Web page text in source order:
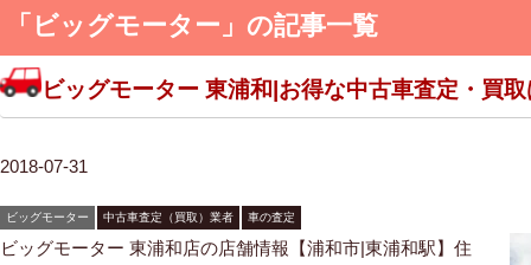
「ビッグモーター」の記事一覧
ビッグモーター 東浦和|お得な中古車査定・買
2018-07-31
ビッグモーター 中古車査定（買取）業者 車の査定
ビッグモーター 東浦和店の店舗情報【浦和市|東浦和駅】住